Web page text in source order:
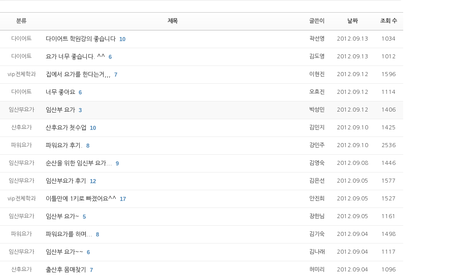
분류 제목 글쓴이 날짜 조회 수
다이어트 다이어트 학원강의 좋습니다 10 곽선영 2012.09.13 1034
다이어트 요가 너무 좋습니다. ^^ 6 김도영 2012.09.13 1012
vip전체학과 집에서 요가를 한다는거,,, 7 이현진 2012.09.12 1596
다이어트 너무 좋아요 6 오효진 2012.09.12 1114
임산부요가 임산부 요가 3 박성민 2012.09.12 1406
산후요가 산후요가 첫수업 10 김민지 2012.09.10 1425
파워요가 파워요가 후기. 8 강민주 2012.09.10 2536
임산부요가 순산을 위한 임신부 요가... 9 김영숙 2012.09.08 1446
임산부요가 임산부요가 후기 12 김은선 2012.09.05 1577
vip전체학과 이틀만에 1키로 빠졌어요^^ 17 안진희 2012.09.05 1527
임산부요가 임산부 요가~ 5 장한님 2012.09.05 1161
파워요가 파워요가를 하며... 8 김기숙 2012.09.04 1498
임산부요가 임산부 요가~~ 6 김나래 2012.09.04 1117
산후요가 출산후 몸매찾기 7 허미리 2012.09.04 1096